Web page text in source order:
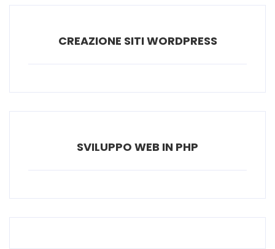
CREAZIONE SITI WORDPRESS
SVILUPPO WEB IN PHP